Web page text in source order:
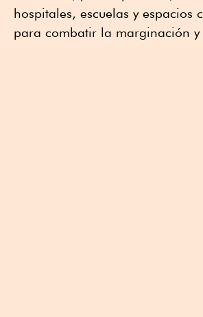
hospitales, escuelas y espacios
para combatir la marginación y